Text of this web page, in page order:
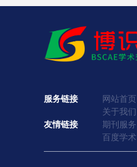
服务链接 网站首页
关于我们
友情链接
期刊服务
百度学术